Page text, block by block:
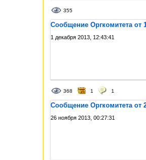
355
Сообщение Оргкомитета от
1 декабря 2013, 12:43:41
368 1 1
Сообщение Оргкомитета от
26 ноября 2013, 00:27:31